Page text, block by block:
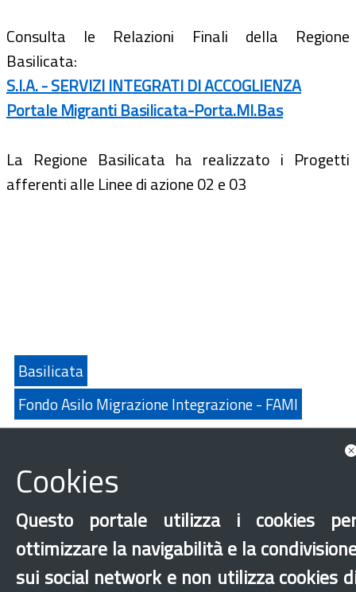
Consulta le Relazioni Finali della Regione
Basilicata:
S.I.A. - SERVIZI INTEGRATI DI ACCOGLIENZA
Portale Migranti Basilicata-Porta.MI.Bas
La Regione Basilicata ha realizzato i Progetti
afferenti alle Linee di azione 02 e 03
Basilicata
Fondo Asilo Migrazione Integrazione - FAMI
Documenti correlati
Cookies
Questo portale utilizza i cookies
ottimizzare la navigabilità e la
sui social network e non utilizza cookies